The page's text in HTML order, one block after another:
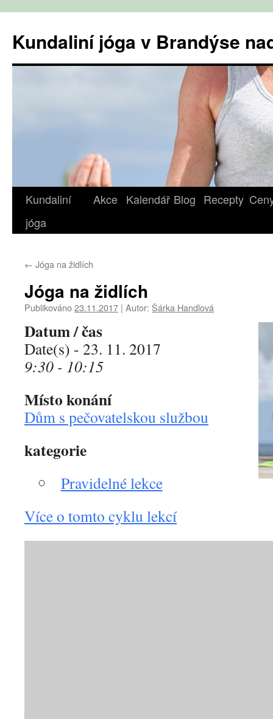
obsahu
webu
Kundaliní jóga v Brandýse
Kundaliní
jóga
Akce Kalendář Blog Recepty
← Jóga na židlích
Jóga na židlích
Publikováno23.11.2017 | Autor: Šárka Handlová
Datum / čas
Date(s) - 23. 11. 2017
9:30 - 10:15
Místo konání
Dům s pečovatelskou službou
kategorie
Pravidelné lekce
Více o tomto cyklu lekcí